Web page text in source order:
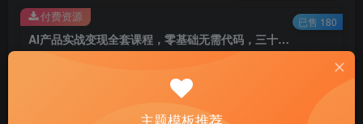
AI产品实战变现全套课程，零基础无需代码，三十天打造可盈利产品搭建长期副业资产
9.9
付费资源 已售 180
主题模板推荐